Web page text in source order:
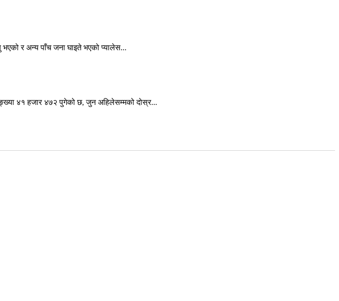
भएको र अन्य पाँच जना घाइते भएको प्यालेस...
४१ हजार ४७२ पुगेको छ, जुन अहिलेसम्मको दोस्र...